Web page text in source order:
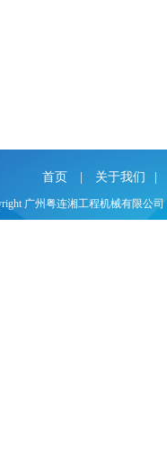
首页 关于我们
广州粤连湘工程机械有限公